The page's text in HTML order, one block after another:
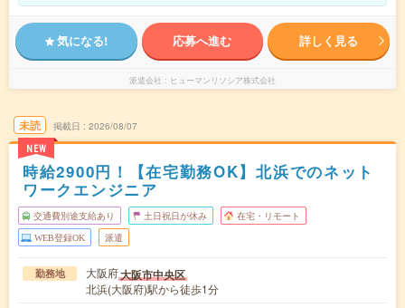
気になる! 応募へ進む 詳しく見る
派遣会社 ヒューマンリソシア株式会社
未読
NEW
掲載日 2026/08/07
時給2900円！【在宅勤務OK】北浜でのネット
ワークエンジニア
交通費別途支給あり 土日祝日が休み 在宅・リモート
WEB登録OK 派遣
勤務地 大阪府大阪市中央区
北浜(大阪府)駅から徒歩1分